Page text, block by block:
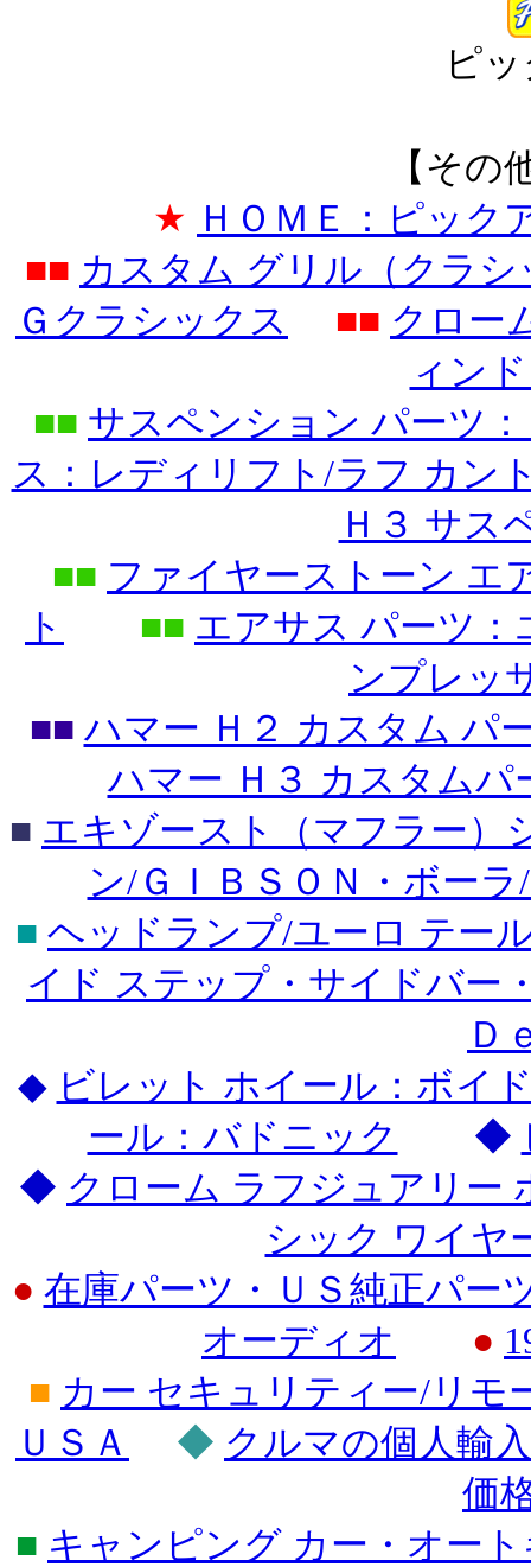
ピ
【その
★ ＨＯＭＥ：ピック
■■ カスタム グリル（クラ
Ｇクラシックス
■■ クロー
ィン
■■ サスペンション パーツ
ス：レディリフト/ラフ カン
Ｈ３ サス
■■ ファイヤーストーン エ
ト
■■ エアサス パーツ
ンプレッ
■■ ハマー Ｈ２ カスタム パ
ハマー Ｈ３ カスタム
■ エキゾースト（マフラー）
ン/ＧＩＢＳＯＮ・ボー
■ ヘッドランプ/ユーロ テー
イド ステップ・サイドバー
Ｄ
◆ ビレット ホイール：ボイ
ール：バドニック
◆
◆ クローム ラフジュアリー
シック ワイヤ
● 在庫パーツ・ＵＳ純正パー
オーディオ
●
■ カー セキュリティー/リモ
ＵＳＡ
◆ クルマの個人輸
価
■ キャンピング カー・オー